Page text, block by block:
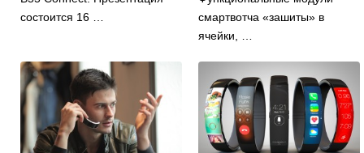
состоится 16 …
смартвотча «зашиты» в
ячейки, …